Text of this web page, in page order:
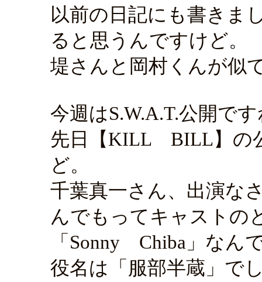
以前の日記にも書きま
ると思うんですけど。
堤さんと岡村くんが似
今週はS.W.A.T.公開で
先日【KILL BILL】の
ど。
千葉真一さん、出演な
んでもってキャストの
「Sonny Chiba」なん
役名は「服部半蔵」で